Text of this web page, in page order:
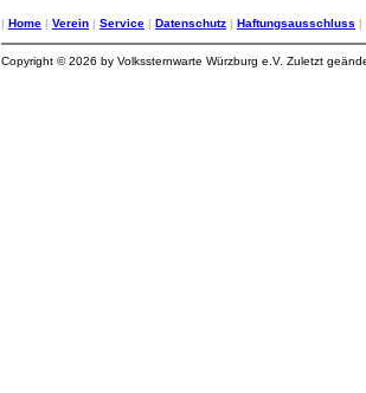
| Home | Verein | Service | Datenschutz | Haftungsausschluss |
Copyright © 2026 by Volkssternwarte Würzburg e.V. Zuletzt